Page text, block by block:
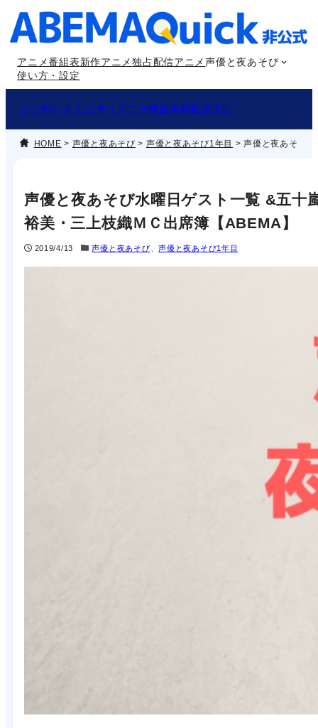
容
アニメ番組表新作アニメ独占配信アニメ声優と夜あそび
使い方・設定
シンデレラ などディズニー映画無料配信決定
HOME > 声優と夜あそび > 声優と夜あそび1年目 >声優と夜あそび
声優と夜あそび水曜日ゲスト一覧 &五十
裕美・三上枝織ＭＣ出席簿【ABEMA】
2019/4/13 声優と夜あそび 、声優と夜あそび1年目